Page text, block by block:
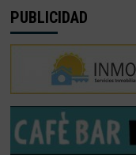
EL
MATALASCAÑAS
SE
PONE
EN
MARCHA
PUBLICIDAD